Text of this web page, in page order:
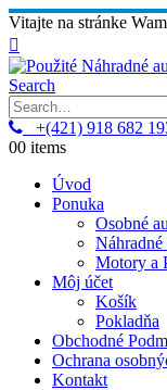
Vitajte na stránke
Search
+(421) 918 682
00 items
Úvod
Ponuka
Osobné
Motory a
Môj účet
Košík
Pokladňa
Obchodné
Ochrana
Kontakt